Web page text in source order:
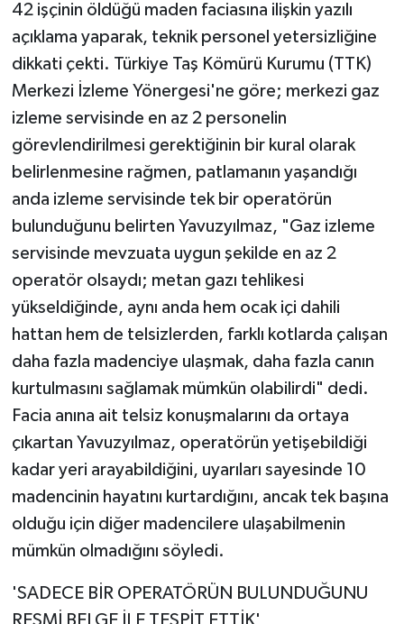
42 işçinin öldüğü maden faciasına ilişkin yazılı
açıklama yaparak, teknik personel yetersizliğine
dikkati çekti. Türkiye Taş Kömürü Kurumu (TTK)
Merkezi İzleme Yönergesi'ne göre; merkezi gaz
izleme servisinde en az 2 personelin
görevlendirilmesi gerektiğinin bir kural olarak
belirlenmesine rağmen, patlamanın yaşandığı
anda izleme servisinde tek bir operatörün
bulunduğunu belirten Yavuzyılmaz, "Gaz izleme
servisinde mevzuata uygun şekilde en az 2
operatör olsaydı; metan gazı tehlikesi
yükseldiğinde, aynı anda hem ocak içi dahili
hattan hem de telsizlerden, farklı kotlarda çalışan
daha fazla madenciye ulaşmak, daha fazla canın
kurtulmasını sağlamak mümkün olabilirdi" dedi.
Facia anına ait telsiz konuşmalarını da ortaya
çıkartan Yavuzyılmaz, operatörün yetişebildiği
kadar yeri arayabildiğini, uyarıları sayesinde 10
madencinin hayatını kurtardığını, ancak tek başına
olduğu için diğer madencilere ulaşabilmenin
mümkün olmadığını söyledi.
'SADECE BİR OPERATÖRÜN BULUNDUĞUNU